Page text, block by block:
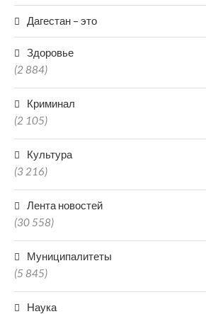
Дагестан – это
Здоровье
(2 884)
Криминал
(2 105)
Культура
(3 216)
Лента новостей
(30 558)
Муниципалитеты
(5 845)
Наука